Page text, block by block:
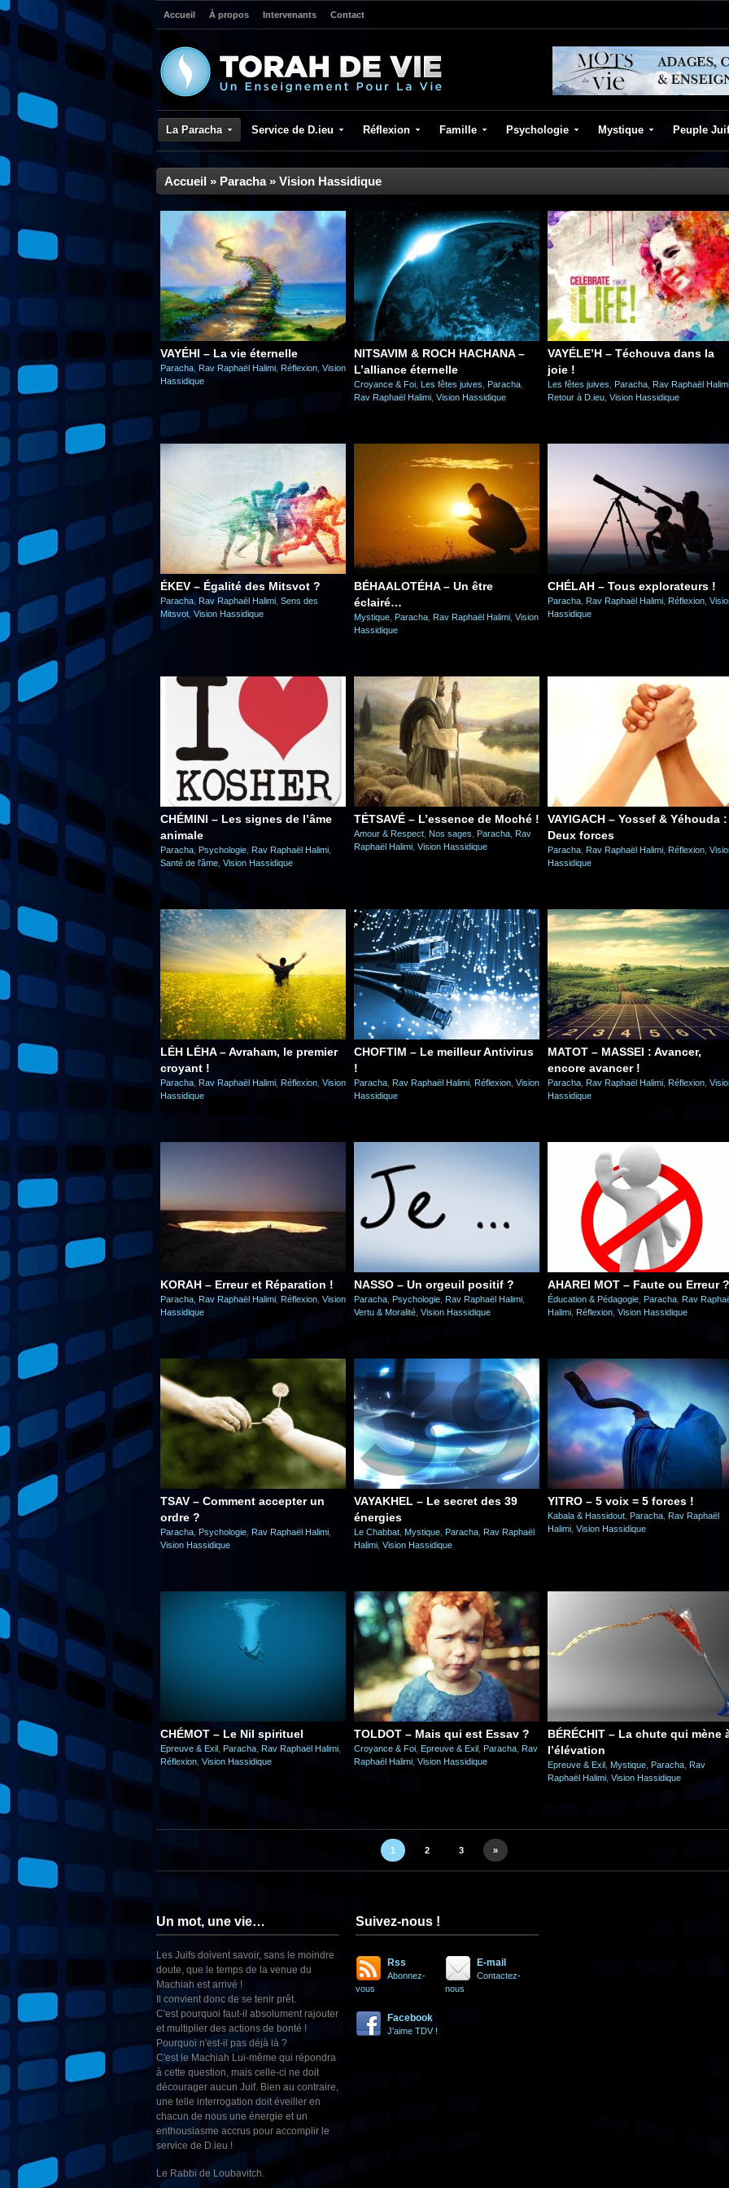
Accueil À propos Intervenants Contact
La Paracha Service de D.ieu Réflexion Famille Psychologie Mystique Peuple Juif
Accueil » Paracha» Vision Hassidique
VAYÉHI – La vie éternelle
Paracha Rav Raphaël Halimi Réflexion Vision
Hassidique
NITSAVIM & ROCH HACHANA –
L’alliance éternelle
Croyance & Foi Les fêtes juives Paracha
Rav Raphaël Halimi Vision Hassidique
VAYÉLE’H – Téchouva dans la
joie !
Les fêtes juives Paracha Rav Raphaël Halimi
Retour à D.ieu Vision Hassidique
ÉKEV – Égalité des Mitsvot ?
Paracha Rav Raphaël Halimi Sens des
Mitsvot Vision Hassidique
BÉHAALOTÉHA – Un être
éclairé…
Mystique Paracha Rav Raphaël Halimi Vision
Hassidique
CHÉLAH – Tous explorateurs !
Paracha Rav Raphaël Halimi Réflexion
Hassidique
CHÉMINI – Les signes de l’âme
animale
Paracha Psychologie Rav Raphaël Halimi
Santé de l'âme Vision Hassidique
TÉTSAVÉ – L’essence de Moché !
Amour & Respect Nos sages Paracha Rav
Raphaël Halimi Vision Hassidique
VAYIGACH – Yossef & Yéhouda :
Deux forces
Paracha Rav Raphaël Halimi Réflexion
Hassidique
LÉH LÉHA – Avraham, le premier
croyant !
Paracha Rav Raphaël Halimi Réflexion Vision
Hassidique
CHOFTIM – Le meilleur Antivirus
!
Paracha Rav Raphaël Halimi Réflexion Vision
Hassidique
MATOT – MASSEI : Avancer,
encore avancer !
Paracha Rav Raphaël Halimi Réflexion
Hassidique
KORAH – Erreur et Réparation !
Paracha Rav Raphaël Halimi Réflexion Vision
Hassidique
NASSO – Un orgeuil positif ?
Paracha Psychologie Rav Raphaël Halimi
Vertu & Moralité Vision Hassidique
AHAREI MOT – Faute ou Erreur ?
Éducation & Pédagogie Paracha Rav
Halimi Réflexion Vision Hassidique
TSAV – Comment accepter un
ordre ?
Paracha Psychologie Rav Raphaël Halimi
Vision Hassidique
VAYAKHEL – Le secret des 39
énergies
Le Chabbat Mystique Paracha Rav Raphaël
Halimi Vision Hassidique
YITRO – 5 voix = 5 forces !
Kabala & Hassidout Paracha Rav Raphaël
Halimi Vision Hassidique
CHÉMOT – Le Nil spirituel
Epreuve & Exil Paracha Rav Raphaël Halimi
Réflexion Vision Hassidique
TOLDOT – Mais qui est Essav ?
Croyance & Foi Epreuve & Exil Paracha Rav
Raphaël Halimi Vision Hassidique
BÉRÉCHIT – La chute qui mène
l’élévation
Epreuve & Exil Mystique Paracha Rav
Raphaël Halimi Vision Hassidique
1 2 3 »
Un mot, une vie…
Les Juifs doivent savoir, sans le moindre
doute, que le temps de la venue du
Machiah est arrivé !
Il convient donc de se tenir prêt.
C'est pourquoi faut-il absolument rajouter
et multiplier des actions de bonté !
Pourquoi n'est-il pas déjà là ?
C'est le Machiah Lui-même qui répondra
à cette question, mais celle-ci ne doit
décourager aucun Juif. Bien au contraire,
une telle interrogation doit éveiller en
chacun de nous une énergie et un
enthousiasme accrus pour accomplir le
service de D.ieu !
Le Rabbi de Loubavitch.
Suivez-nous !
Rss
Abonnez-
vous
E-mail
Contactez-
nous
Facebook
J'aime TDV !